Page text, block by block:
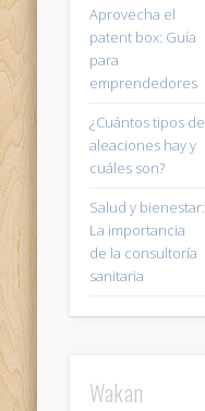
Aprovecha el
patent box: Guía
para
emprendedores
¿Cuántos tipos de
aleaciones hay y
cuáles son?
Salud y bienestar:
La importancia
de la consultoría
sanitaria
Wakan